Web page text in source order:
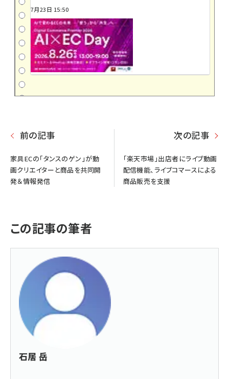
7月23日 15:50
前の記事
家具ECの「タンスのゲン」が動
画クリエイターと商品を共同開
発＆情報発信
次の記事
「楽天市場」出店者にライブ動画
配信機能、ライブコマースによる
商品販売を支援
この記事の筆者
石居 岳